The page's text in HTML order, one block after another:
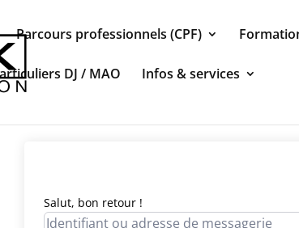
Parcours professionnels (CPF)
DJ / MAO Infos & services
Salut, bon retour !